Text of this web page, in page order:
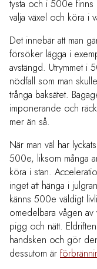
tysta och i 500e finns
välja växel och köra i
Det innebär att man
försöker lägga i
avstängd. Utrymmet i
nödfall som man
trånga baksätet.
imponerande och
mer än så.
När man väl har
500e, liksom många
köra i stan.
inget att hänga i
känns 500e väldigt
omedelbara vågen
pigg och nätt.
handsken och gör
dessutom är